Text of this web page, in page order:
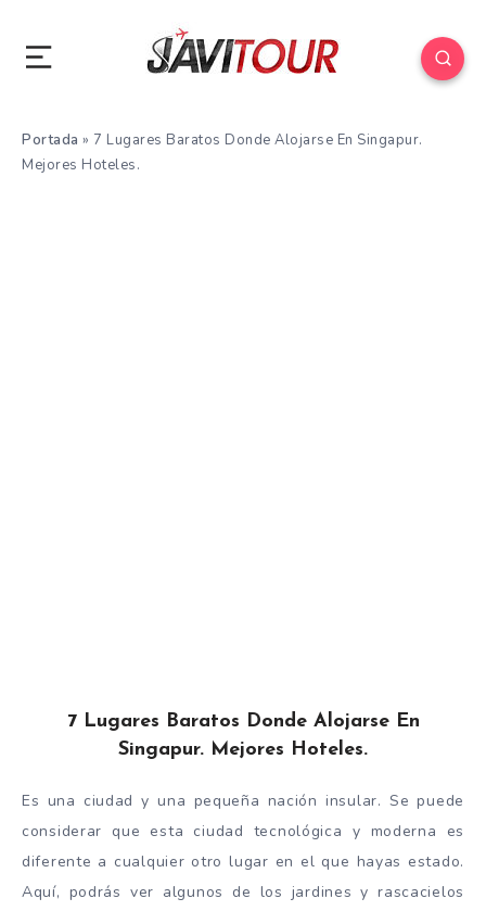
Portada » 7 Lugares Baratos Donde Alojarse En Singapur.
Mejores Hoteles.
7 Lugares Baratos Donde Alojarse En
Singapur. Mejores Hoteles.
Es una ciudad y una pequeña nación insular. Se puede
considerar que esta ciudad tecnológica y moderna es
diferente a cualquier otro lugar en el que hayas estado.
Aquí, podrás ver algunos de los jardines y rascacielos